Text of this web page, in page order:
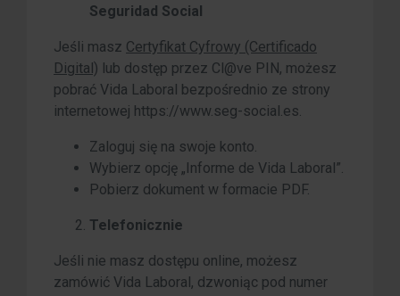
Seguridad Social
Jeśli masz Certyfikat Cyfrowy (Certificado
Digital) lub dostęp przez Cl@ve PIN, możesz
pobrać Vida Laboral bezpośrednio ze strony
internetowej https://www.seg-social.es.
Zaloguj się na swoje konto.
Wybierz opcję „Informe de Vida Laboral”.
Pobierz dokument w formacie PDF.
Telefonicznie
Jeśli nie masz dostępu online, możesz
zamówić Vida Laboral, dzwoniąc pod numer